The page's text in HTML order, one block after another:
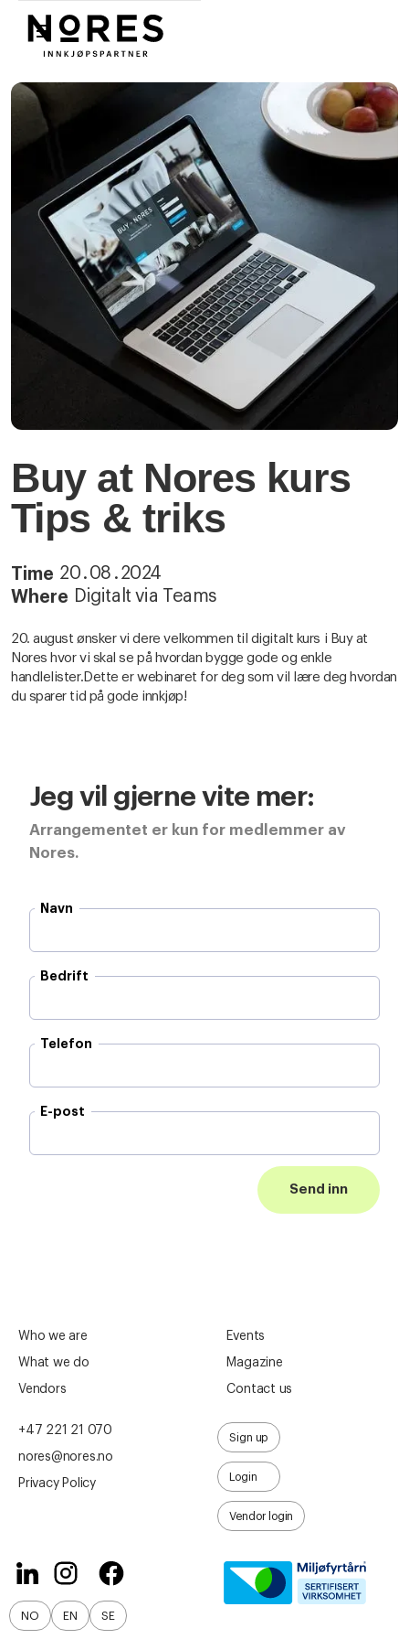
Buy at Nores kurs
Tips & triks
Time 20 . 08 . 2024
Where Digitalt via Teams
20. august ønsker vi dere velkommen til digitalt kurs i Buy at
Nores hvor vi skal se på hvordan bygge gode og enkle
handlelister.Dette er webinaret for deg som vil lære deg hvordan
du sparer tid på gode innkjøp!
Jeg vil gjerne vite mer:
Arrangementet er kun for medlemmer av
Nores.
Navn
Bedrift
Telefon
E-post
Nores
Who we are
What we do
Vendors
Events
Magazine
Contact us
+47 221 21 070
nores@nores.no
Privacy Policy
Sign up
Login
Vendor login
NO EN SE